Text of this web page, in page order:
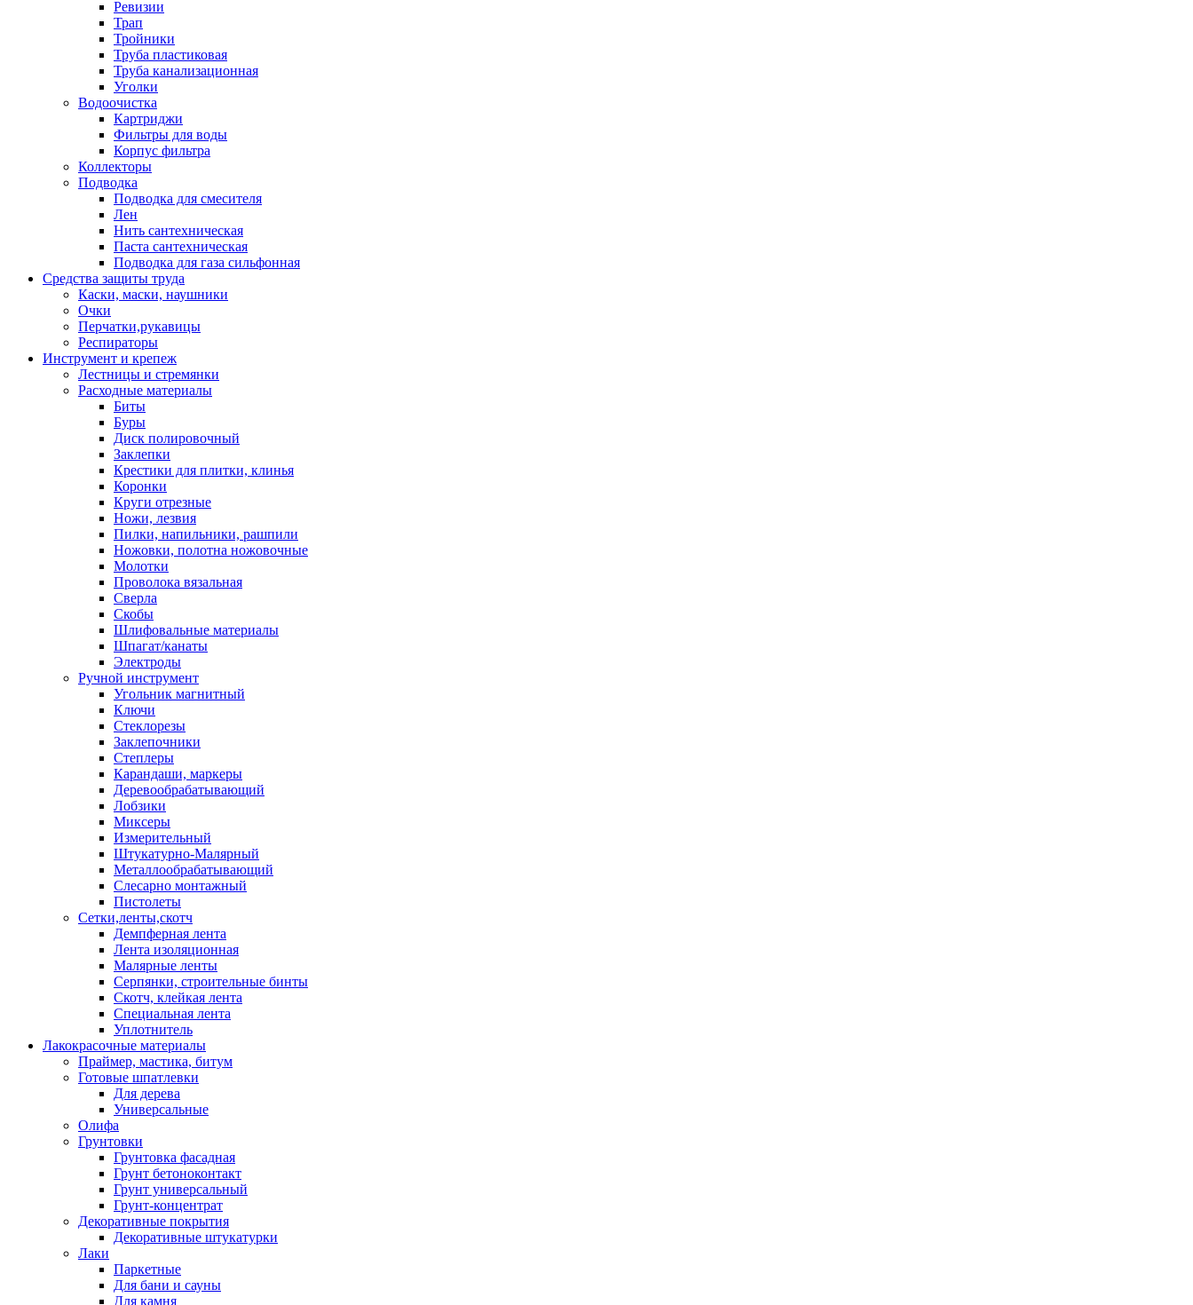
Ревизии
Трап
Тройники
Труба пластиковая
Труба канализационная
Уголки
Водоочистка
Картриджи
Фильтры для воды
Корпус фильтра
Коллекторы
Подводка
Подводка для смесителя
Лен
Нить сантехническая
Паста сантехническая
Подводка для газа сильфонная
Средства защиты труда
Каски, маски, наушники
Очки
Перчатки,рукавицы
Респираторы
Инструмент и крепеж
Лестницы и стремянки
Расходные материалы
Биты
Буры
Диск полировочный
Заклепки
Крестики для плитки, клинья
Коронки
Круги отрезные
Ножи, лезвия
Пилки, напильники, рашпили
Ножовки, полотна ножовочные
Молотки
Проволока вязальная
Сверла
Скобы
Шлифовальные материалы
Шпагат/канаты
Электроды
Ручной инструмент
Угольник магнитный
Ключи
Стеклорезы
Заклепочники
Степлеры
Карандаши, маркеры
Деревообрабатывающий
Лобзики
Миксеры
Измерительный
Штукатурно-Малярный
Металлообрабатывающий
Слесарно монтажный
Пистолеты
Сетки,ленты,скотч
Демпферная лента
Лента изоляционная
Малярные ленты
Серпянки, строительные бинты
Скотч, клейкая лента
Специальная лента
Уплотнитель
Лакокрасочные материалы
Праймер, мастика, битум
Готовые шпатлевки
Для дерева
Универсальные
Олифа
Грунтовки
Грунтовка фасадная
Грунт бетоноконтакт
Грунт универсальный
Грунт-концентрат
Декоративные покрытия
Декоративные штукатурки
Лаки
Паркетные
Для бани и сауны
Для камня